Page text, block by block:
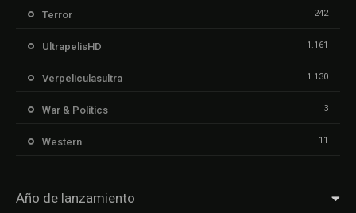
Terror 242
UltrapelisHD 1.161
Verpeliculasultra 1.130
War & Politics 3
Western 11
Año de lanzamiento